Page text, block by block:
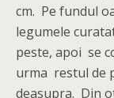
cm. Pe fundul
legumele
peste, apoi se
urma restul de
deasupra. Din